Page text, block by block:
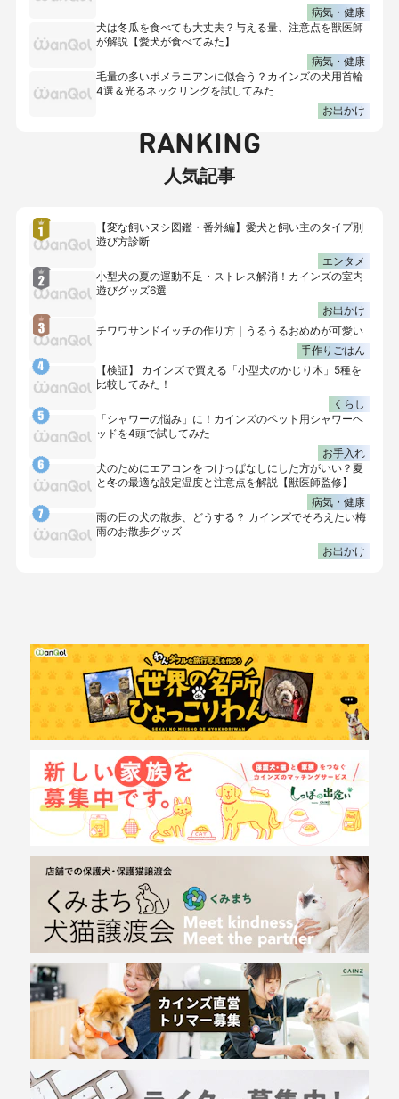
病気・健康
犬は冬瓜を食べても大丈夫？与える量、注意点を獣医師
が解説【愛犬が食べてみた】
病気・健康
毛量の多いポメラニアンに似合う？カインズの犬用首輪
4選＆光るネックリングを試してみた
お出かけ
RANKING
人気記事
【変な飼いヌシ図鑑・番外編】愛犬と飼い主のタイプ別
遊び方診断
エンタメ
小型犬の夏の運動不足・ストレス解消！カインズの室内
遊びグッズ6選
お出かけ
チワワサンドイッチの作り方｜うるうるおめめが可愛い
手作りごはん
【検証】 カインズで買える「小型犬のかじり木」5種を
比較してみた！
くらし
「シャワーの悩み」に！カインズのペット用シャワーヘ
ッドを4頭で試してみた
お手入れ
犬のためにエアコンをつけっぱなしにした方がいい？夏
と冬の最適な設定温度と注意点を解説【獣医師監修】
病気・健康
雨の日の犬の散歩、どうする？ カインズでそろえたい梅
雨のお散歩グッズ
お出かけ